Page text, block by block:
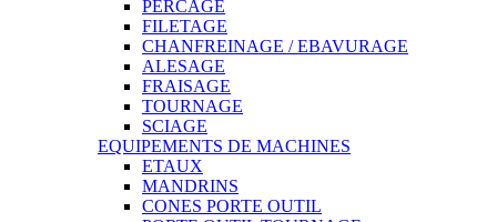
PERCAGE
FILETAGE
CHANFREINAGE / EBAVURAGE
ALESAGE
FRAISAGE
TOURNAGE
SCIAGE
EQUIPEMENTS DE MACHINES
ETAUX
MANDRINS
CONES PORTE OUTIL